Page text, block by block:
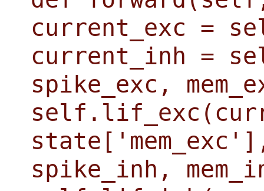
current_exc =
current_inh =
spike_exc,
spike_inh,